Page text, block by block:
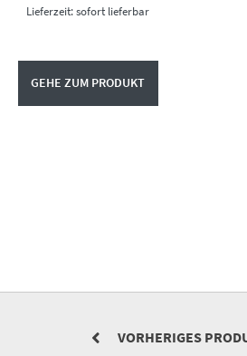
Lieferzeit: sofort lieferbar
GEHE ZUM PRODUKT
VORHERIGES